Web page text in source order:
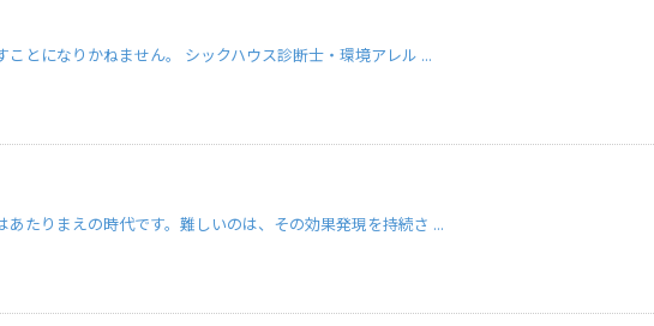
ことになりかねません。 シックハウス診断士・環境アレル ...
たりまえの時代です。難しいのは、その効果発現を持続さ ...